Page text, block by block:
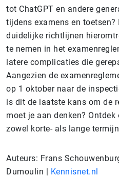
tot ChatGPT en andere
tijdens examens en
duidelijke richtlijnen
te nemen in het
latere complicaties die
Aangezien de
op 1 oktober naar de
is dit de laatste kans om de
moet je aan denken?
zowel korte- als lange
Auteurs: Frans
Dumoulin | Kennisnet.nl